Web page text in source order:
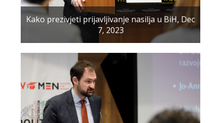
Kako prezivjeti prijavljivanje nasilja u BiH, Dec
7, 2023